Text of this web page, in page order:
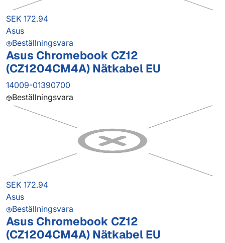
SEK 172.94
Asus
Beställningsvara
Asus Chromebook CZ12
(CZ1204CM4A) Nätkabel EU
14009-01390700
Beställningsvara
SEK 172.94
Asus
Beställningsvara
Asus Chromebook CZ12
(CZ1204CM4A) Nätkabel EU